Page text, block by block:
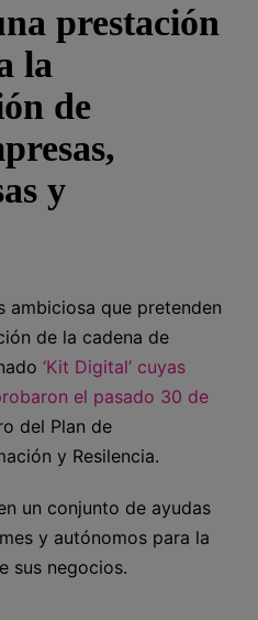
prestación
la
de
y
ambiciosa que pretenden
de la cadena de
‘Kit Digital’ cuyas
el pasado 30 de
del Plan de
y Resilencia.
un conjunto de ayudas
y autónomos para la
sus negocios.